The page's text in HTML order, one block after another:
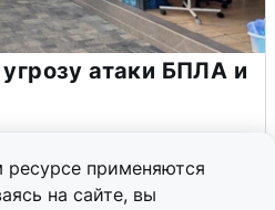
применяются
на сайте, вы
атаки БПЛА и